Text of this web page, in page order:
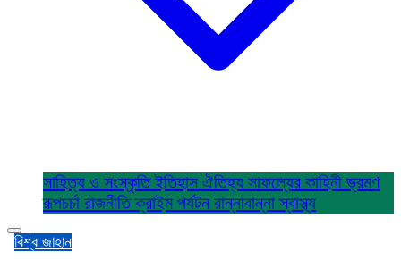
সাহিত্য ও সংস্কৃতিইতিহাস ঐতিহ্য সাফল্যের কাহিনীভ্রমণ
রূপচর্চা রাজনীতিক্রাইম পর্যটন রান্নাবান্নাস্বাস্থ্য
বিশ্ব জাহান